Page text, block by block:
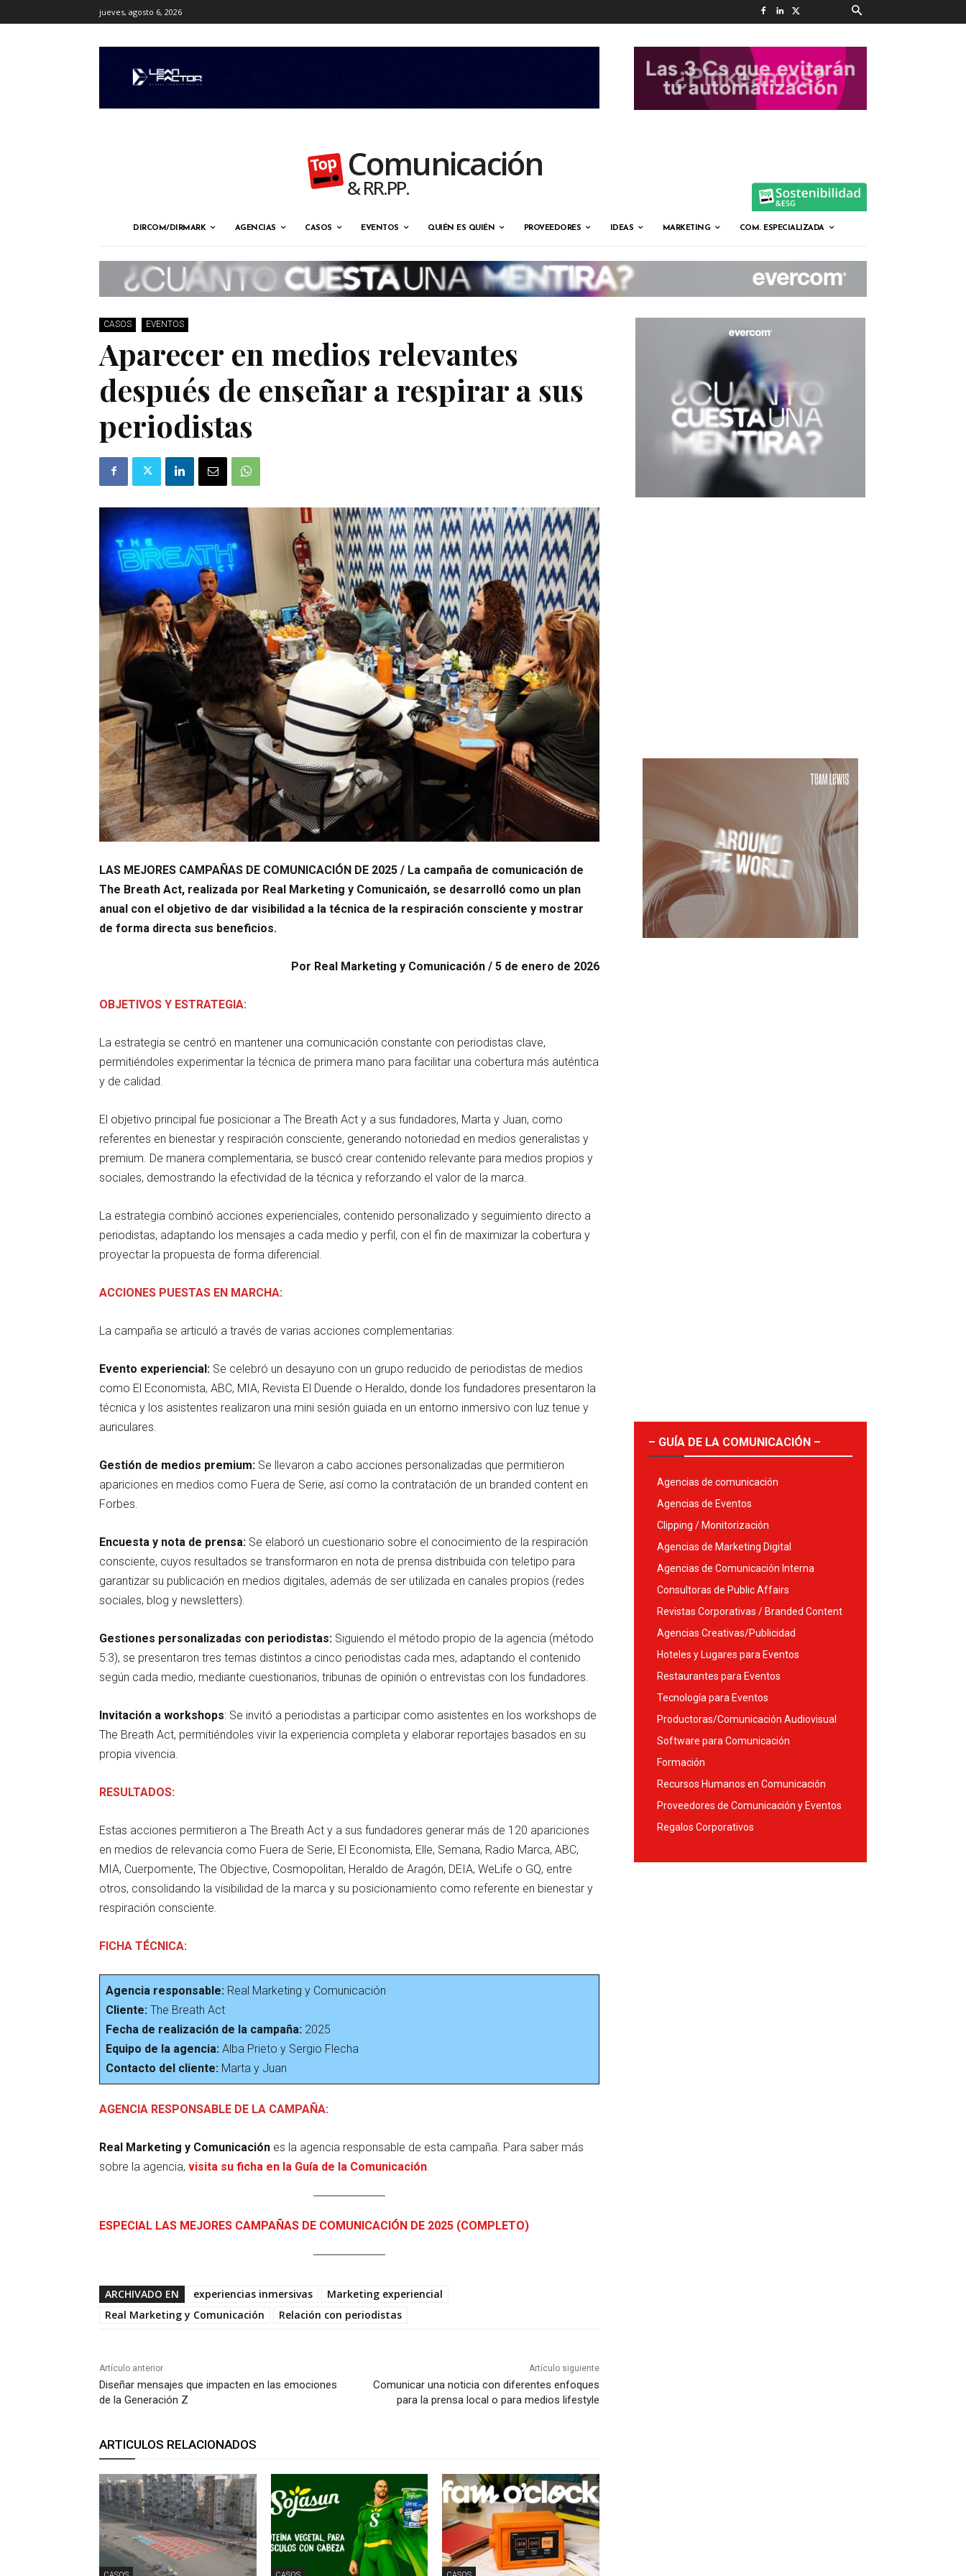
jueves, agosto 6, 2026
Comunicación
& RR.PP.
DIRCOM/DIRMARK AGENCIAS CASOS EVENTOS QUIÉN ES QUIÉN PROVEEDORES IDEAS MARKETING COM. ESPECIALIZADA
CASOS EVENTOS
Aparecer en medios relevantes
después de enseñar a respirar a sus
periodistas
LAS MEJORES CAMPAÑAS DE COMUNICACIÓN DE 2025 / La campaña de comunicación de
The Breath Act, realizada por Real Marketing y Comunicaión, se desarrolló como un plan
anual con el objetivo de dar visibilidad a la técnica de la respiración consciente y mostrar
de forma directa sus beneficios.
Por Real Marketing y Comunicación / 5 de enero de 2026
OBJETIVOS Y ESTRATEGIA:
La estrategia se centró en mantener una comunicación constante con periodistas clave,
permitiéndoles experimentar la técnica de primera mano para facilitar una cobertura más auténtica
y de calidad.
El objetivo principal fue posicionar a The Breath Act y a sus fundadores, Marta y Juan, como
referentes en bienestar y respiración consciente, generando notoriedad en medios generalistas y
premium. De manera complementaria, se buscó crear contenido relevante para medios propios y
sociales, demostrando la efectividad de la técnica y reforzando el valor de la marca.
La estrategia combinó acciones experienciales, contenido personalizado y seguimiento directo a
periodistas, adaptando los mensajes a cada medio y perfil, con el fin de maximizar la cobertura y
proyectar la propuesta de forma diferencial.
ACCIONES PUESTAS EN MARCHA:
La campaña se articuló a través de varias acciones complementarias:
Evento experiencial: Se celebró un desayuno con un grupo reducido de periodistas de medios
como El Economista, ABC, MIA, Revista El Duende o Heraldo, donde los fundadores presentaron la
técnica y los asistentes realizaron una mini sesión guiada en un entorno inmersivo con luz tenue y
auriculares.
Gestión de medios premium: Se llevaron a cabo acciones personalizadas que permitieron
apariciones en medios como Fuera de Serie, así como la contratación de un branded content en
Forbes.
Encuesta y nota de prensa: Se elaboró un cuestionario sobre el conocimiento de la respiración
consciente, cuyos resultados se transformaron en nota de prensa distribuida con teletipo para
garantizar su publicación en medios digitales, además de ser utilizada en canales propios (redes
sociales, blog y newsletters).
Gestiones personalizadas con periodistas: Siguiendo el método propio de la agencia (método
5:3), se presentaron tres temas distintos a cinco periodistas cada mes, adaptando el contenido
según cada medio, mediante cuestionarios, tribunas de opinión o entrevistas con los fundadores.
Invitación a workshops: Se invitó a periodistas a participar como asistentes en los workshops de
The Breath Act, permitiéndoles vivir la experiencia completa y elaborar reportajes basados en su
propia vivencia.
RESULTADOS:
Estas acciones permitieron a The Breath Act y a sus fundadores generar más de 120 apariciones
en medios de relevancia como Fuera de Serie, El Economista, Elle, Semana, Radio Marca, ABC,
MIA, Cuerpomente, The Objective, Cosmopolitan, Heraldo de Aragón, DEIA, WeLife o GQ, entre
otros, consolidando la visibilidad de la marca y su posicionamiento como referente en bienestar y
respiración consciente.
FICHA TÉCNICA:
Agencia responsable: Real Marketing y Comunicación
Cliente: The Breath Act
Fecha de realización de la campaña: 2025
Equipo de la agencia: Alba Prieto y Sergio Flecha
Contacto del cliente: Marta y Juan
AGENCIA RESPONSABLE DE LA CAMPAÑA:
Real Marketing y Comunicación es la agencia responsable de esta campaña. Para saber más
sobre la agencia, visita su ficha en la Guía de la Comunicación
ESPECIAL LAS MEJORES CAMPAÑAS DE COMUNICACIÓN DE 2025 (COMPLETO)
ARCHIVADO EN experiencias inmersivas
Marketing experiencial
Real Marketing y Comunicación
Relación con periodistas
Artículo anterior
Diseñar mensajes que impacten en las emociones
de la Generación Z
Artículo siguiente
Comunicar una noticia con diferentes enfoques
para la prensa local o para medios lifestyle
ARTICULOS RELACIONADOS
– GUÍA DE LA COMUNICACIÓN –
Agencias de comunicación
Agencias de Eventos
Clipping / Monitorización
Agencias de Marketing Digital
Agencias de Comunicación Interna
Consultoras de Public Affairs
Revistas Corporativas / Branded Content
Agencias Creativas/Publicidad
Hoteles y Lugares para Eventos
Restaurantes para Eventos
Tecnología para Eventos
Productoras/Comunicación Audiovisual
Software para Comunicación
Formación
Recursos Humanos en Comunicación
Proveedores de Comunicación y Eventos
Regalos Corporativos